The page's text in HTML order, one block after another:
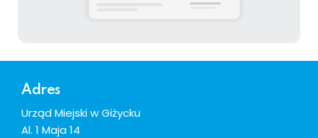
Adres
Urząd Miejski w Giżycku
Al. 1 Maja 14